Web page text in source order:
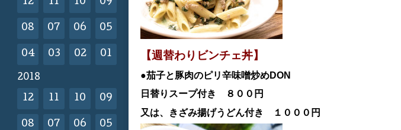
【週替わりビンチェ丼】
●茄子と豚肉のピリ辛味噌炒めDON
日替りスープ付き ８００円
又は、きざみ揚げうどん付き １０００円
12 11 10 09
08 07 06 05
04 03 02 01
2018
12 11 10 09
08 07 06 05